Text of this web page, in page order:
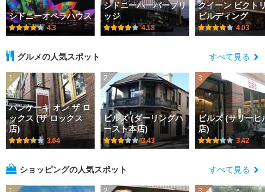
シドニーオペラハウス
4.3
シドニーハーバーブリ
ッジ
4.18
クイーン ビクト
ビルディング
4.03
グルメの人気スポット すべて見る
1
パンケーキ オン ザ ロ
ックス (ザ ロックス
店)
3.64
2
ビルズ (ダーリングハ
ースト本店)
3.43
3
ビルズ (サリーヒ
店)
3.42
ショッピングの人気スポット すべて見る